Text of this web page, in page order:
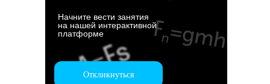
Начните вести занятия
на нашей интерактивной
платформе
Откликнуться